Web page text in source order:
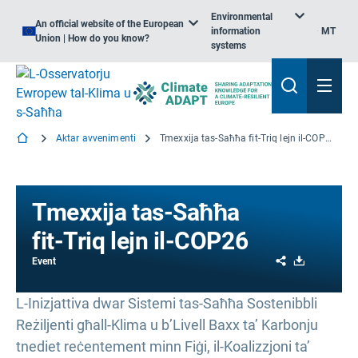
An official website of the European
Union | How do you know?
Environmental
information
systems
MT
Aktar avvenimenti Tmexxija tas-Saħħa fit-Triq lejn il-COP26
Tmexxija tas-Saħħa
fit-Triq lejn il-COP26
Event Share
L-Inizjattiva dwar Sistemi tas-Saħħa Sostenibbli
Reżiljenti għall-Klima u b’Livell Baxx ta’ Karbonju
tnediet reċentement minn Fiġi, il-Koalizzjoni ta’